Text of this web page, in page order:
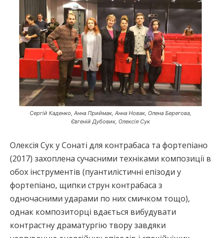
Сергій Каденко, Анна Приймак, Анна Новак, Олена Берегова,
Євгеній Дубовик, Олексія Сук
Олексія Сук у Сонаті для контрабаса та фортепіано
(2017) захоплена сучасними техніками композиції в
обох інструментів (пуантилістичні епізоди у
фортепіано, щипки струн контрабаса з
одночасними ударами по них смичком тощо),
однак композиторці вдається вибудувати
контрастну драматургію твору завдяки